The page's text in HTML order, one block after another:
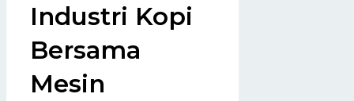
Industri Kopi
Bersama
Mesin